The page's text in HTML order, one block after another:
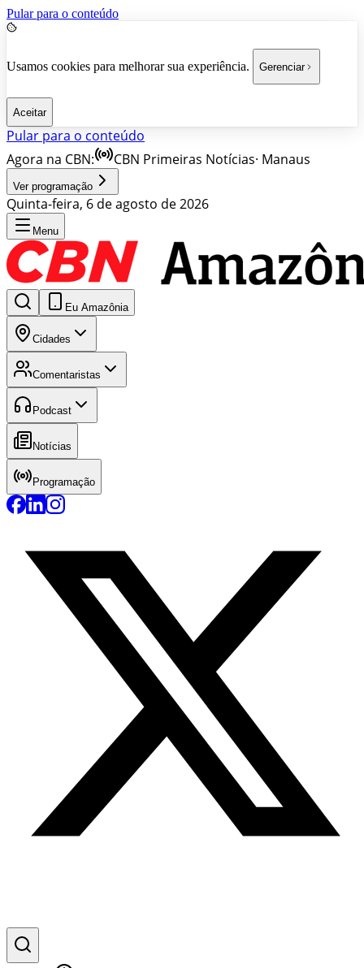
Pular para o conteúdo
Usamos cookies para melhorar sua experiência. Gerenciar
Aceitar
Pular para o conteúdo
Agora na CBN:
CBN Primeiras Notícias· Manaus
Ver programação
Quinta-feira, 6 de agosto de 2026
Menu
Eu Amazônia
Cidades
Comentaristas
Podcast
Notícias
Programação